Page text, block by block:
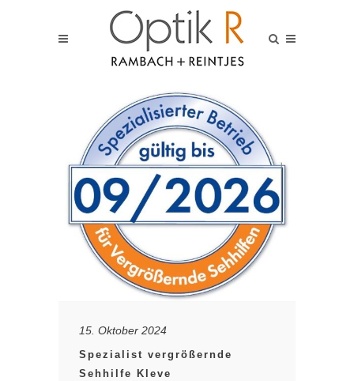
15. Oktober 2024
Spezialist vergrößernde
Sehhilfe Kleve